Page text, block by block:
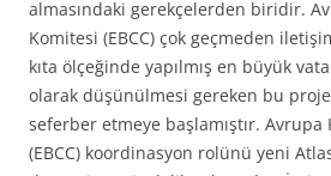
almasındaki gerekçelerden biridir.
Komitesi (EBCC) çok geçmeden
kıta ölçeğinde yapılmış en büyük
olarak düşünülmesi gereken bu
seferber etmeye başlamıştır. Avrupa
(EBCC) koordinasyon rolünü yeni